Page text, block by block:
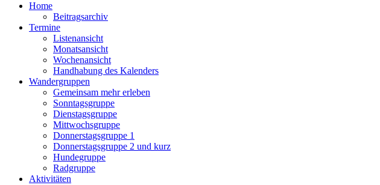
Home
Beitragsarchiv
Termine
Listenansicht
Monatsansicht
Wochenansicht
Handhabung des Kalenders
Wandergruppen
Gemeinsam mehr erleben
Sonntagsgruppe
Dienstagsgruppe
Mittwochsgruppe
Donnerstagsgruppe 1
Donnerstagsgruppe 2 und kurz
Hundegruppe
Radgruppe
Aktivitäten